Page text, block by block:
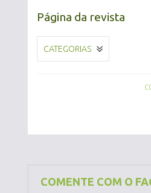
Página da revista
CATEGORIAS
COMENTE COM O